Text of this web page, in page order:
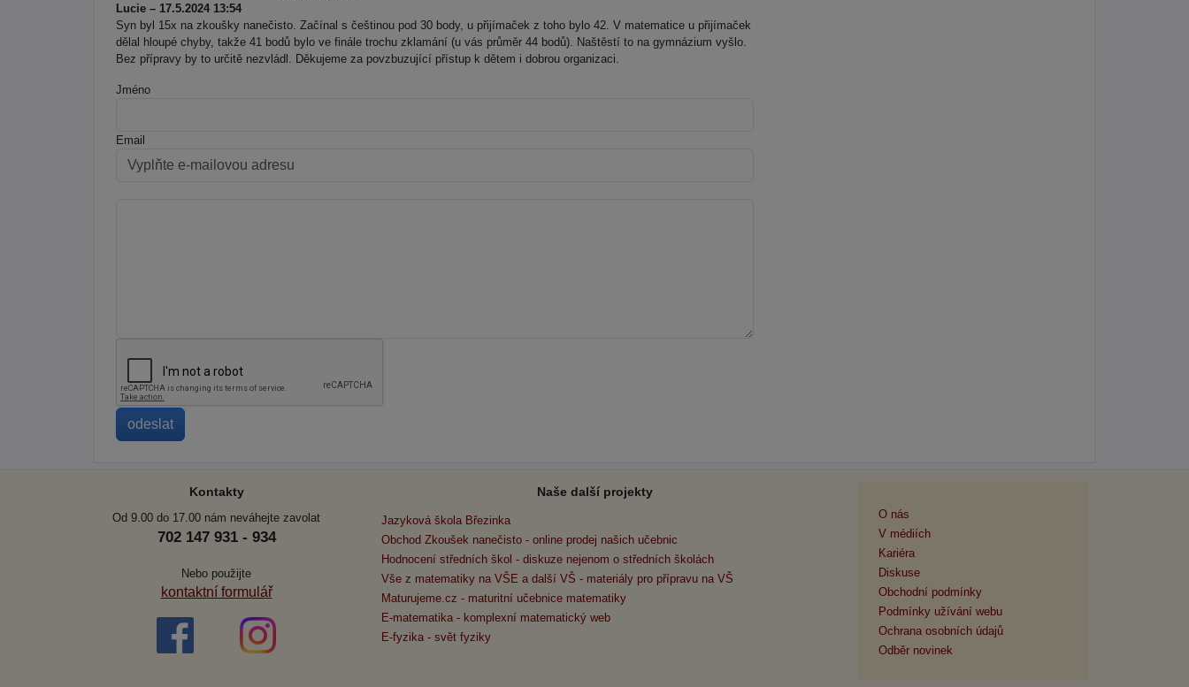
Lucie – 17.5.2024 13:54
Syn byl 15x na zkoušky nanečisto. Začínal s češtinou pod 30 body, u přijímaček z toho bylo 42. V matematice u přijímaček
dělal hloupé chyby, takže 41 bodů bylo ve finále trochu zklamání (u vás průměr 44 bodů). Naštěstí to na gymnázium vyšlo.
Bez přípravy by to určitě nezvládl. Děkujeme za povzbuzující přístup k dětem i dobrou organizaci.
Jméno
Email
Kontakty
Od 9.00 do 17.00 nám neváhejte zavolat
702 147 931 - 934
Nebo použijte
kontaktní formulář
Naše další projekty
Jazyková škola Březinka
Obchod Zkoušek nanečisto - online prodej našich učebnic
Hodnocení středních škol - diskuze nejenom o středních školách
Vše z matematiky na VŠE a další VŠ - materiály pro přípravu na VŠ
Maturujeme.cz - maturitní učebnice matematiky
E-matematika - komplexní matematický web
E-fyzika - svět fyziky
O nás
V médiích
Kariéra
Diskuse
Obchodní podmínky
Podmínky užívání webu
Ochrana osobních údajů
Odběr novinek